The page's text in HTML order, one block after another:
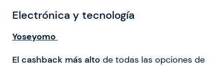
Electrónica y tecnología
Yoseyomo
El cashback más alto de todas las opciones de